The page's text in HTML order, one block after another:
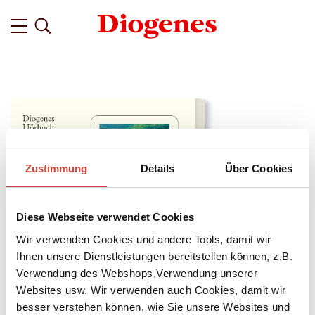
Zustimmung Details Über Cookies
Diese Webseite verwendet Cookies
Wir verwenden Cookies und andere Tools, damit wir
Ihnen unsere Dienstleistungen bereitstellen können, z.B.
Verwendung des Webshops,Verwendung unserer
Websites usw. Wir verwenden auch Cookies, damit wir
besser verstehen können, wie Sie unsere Websites und
↘